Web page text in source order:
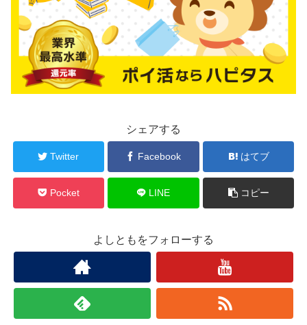
シェアする
Twitter Facebook はてブ
Pocket LINE コピー
よしともをフォローする